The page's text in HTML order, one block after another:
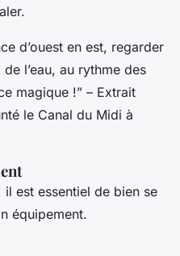
d’ouest en est, regarder
l’eau, au rythme des
magique !” – Extrait
le Canal du Midi à
il est essentiel de bien se
équipement.